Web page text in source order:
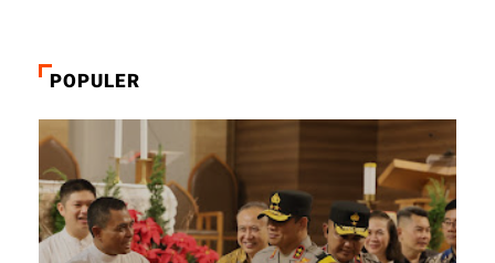
POPULER